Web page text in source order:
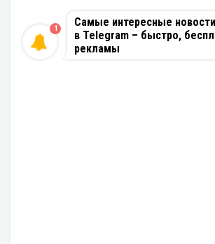
Самые интересные
в Telegram – быстро,
рекламы
1